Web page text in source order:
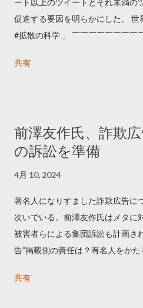
ート以上のツイートとそれ未満の
促進する要因を明らかにした。
#拡散の科学 」 ￣￣￣￣￣￣￣￣
学しました。 ー バズの目安は
トするのか？ https://
共有
前澤友作氏、詐欺
の訴訟を準備
4月 10, 2024
著名人になりすました詐欺広告に
次いでいる。前澤友作氏はメタに
被害者らによる集団訴訟も計画さ
告”掲載側の責任は？有名人をか
https://newsdig.tbs.co.jp/
共有